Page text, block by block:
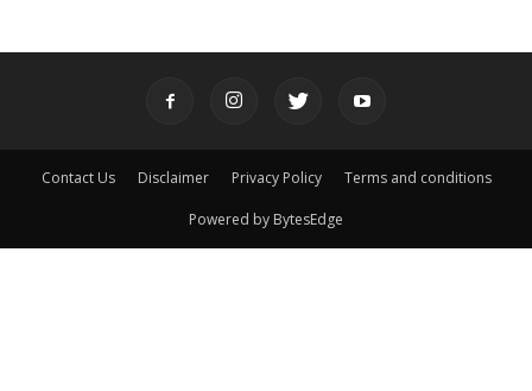
Contact Us Disclaimer Privacy Policy Terms and conditions
Powered by BytesEdge